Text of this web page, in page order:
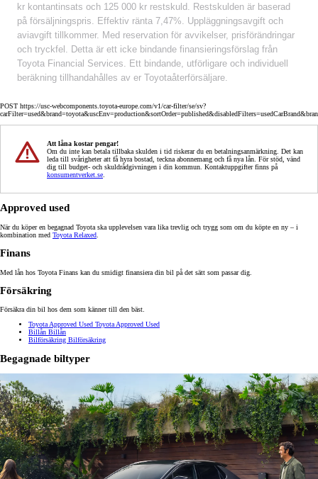
kr kontantinsats och 125 000 kr restskuld. Restskulden är baserad
på försäljningspris. Effektiv ränta 7,47%. Uppläggningsavgift och
aviavgift tillkommer. Med reservation för avvikelser, prisförändringar
och tryckfel. Detta är ett icke bindande finansieringsförslag från
Toyota Financial Services. Ett bindande, utförligare och individuell
beräkning tillhandahålles av er Toyotaåterförsäljare.
POST https://usc-webcomponents.toyota-europe.com/v1/car-filter/se/sv?
Att låna kostar pengar!
Om du inte kan betala tillbaka skulden i tid riskerar du en betalningsanmärkning. Det kan
leda till svårigheter att få hyra bostad, teckna abonnemang och få nya lån. För stöd, vänd
dig till budget- och skuldrådgivningen i din kommun. Kontaktuppgifter finns på
konsumentverket.se
Approved used
När du köper en begagnad Toyota ska upplevelsen vara lika trevlig och trygg som om du köpte en ny – i
kombination med Toyota Relaxed
Finans
Med lån hos Toyota Finans kan du smidigt finansiera din bil på det sätt som passar dig.
Försäkring
Försäkra din bil hos dem som känner till den bäst.
Toyota Approved Used Toyota Approved Used
Billån Billån
Bilförsäkring Bilförsäkring
Begagnade biltyper